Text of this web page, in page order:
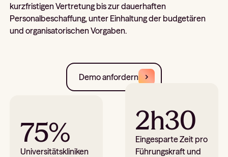
kurzfristigen Vertretung bis zur dauerhaften
Personalbeschaffung, unter Einhaltung der budgetären
und organisatorischen Vorgaben.
Demo anfordern
75%
Universitätskliniken
2h30
Eingesparte Zeit pro
Führungskraft und